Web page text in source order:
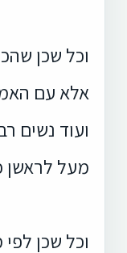
וכל שכן
אלא עם
ועוד נשים
מעל לראשן
וכל שכן